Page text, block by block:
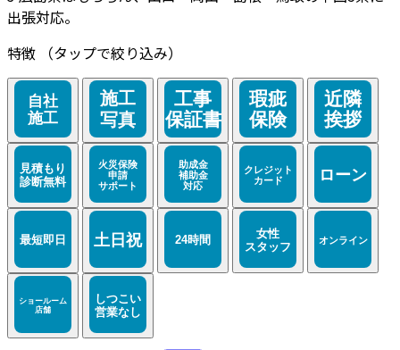
出張対応。
特徴
（タップで絞り込み）